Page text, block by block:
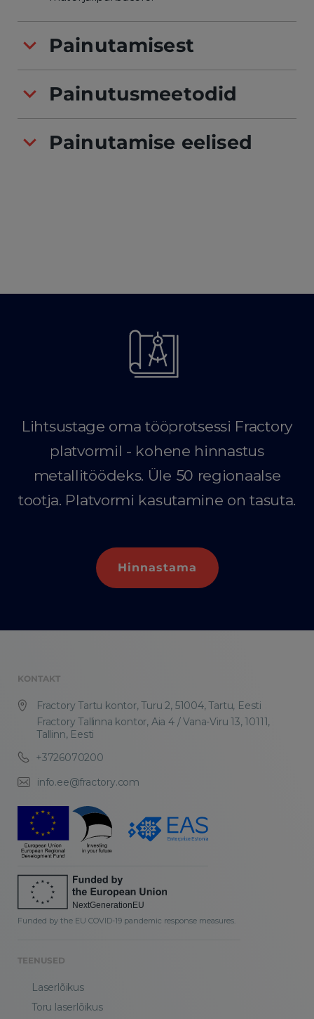
Painutamisest
Painutusmeetodid
Painutamise eelised
Lihtsustage oma tööprotsessi Fractory
platvormil - kohene hinnastus
metallitöödeks. Üle 50 regionaalse
tootja. Platvormi kasutamine on tasuta.
Hinnastama
KONTAKT
Fractory Tartu kontor, Turu 2, 51004, Tartu, Eesti
Fractory Tallinna kontor, Aia 4 / Vana-Viru 13, 10111,
Tallinn, Eesti
+3726070200
info.ee@fractory.com
Funded by the EU COVID-19 pandemic response measures.
TEENUSED
Laserlõikus
Toru laserlõikus